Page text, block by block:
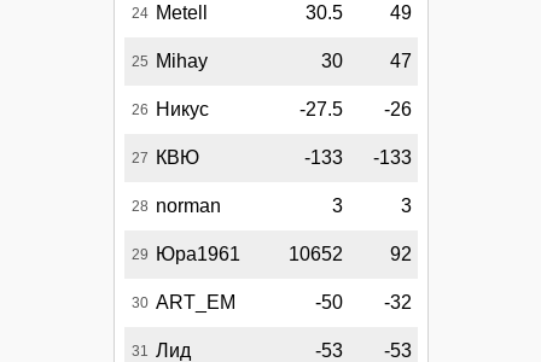
24 Metell 30.5 49
25 Mihay 30 47
26 Никус -27.5 -26
27 КВЮ -133 -133
28 norman 3 3
29 Юра1961 10652 92
30 ART_EM -50 -32
31 Лид -53 -53